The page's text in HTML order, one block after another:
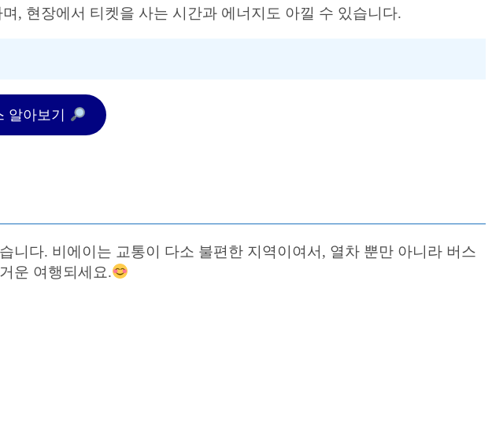
, 현장에서 티켓을 사는 시간과 에너지도 아낄 수 있습니다.
알아보기
다. 비에이는 교통이 다소 불편한 지역이여서, 열차 뿐만 아니라 버스
운 여행되세요.